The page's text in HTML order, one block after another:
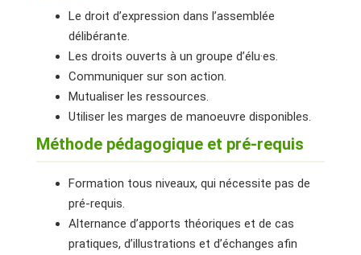
Le droit d’expression dans l’assemblée
délibérante.
Les droits ouverts à un groupe d’élu·es.
Communiquer sur son action.
Mutualiser les ressources.
Utiliser les marges de manoeuvre disponibles.
Méthode pédagogique et pré-requis
Formation tous niveaux, qui nécessite pas de
pré-requis.
Alternance d’apports théoriques et de cas
pratiques, d’illustrations et d’échanges afin